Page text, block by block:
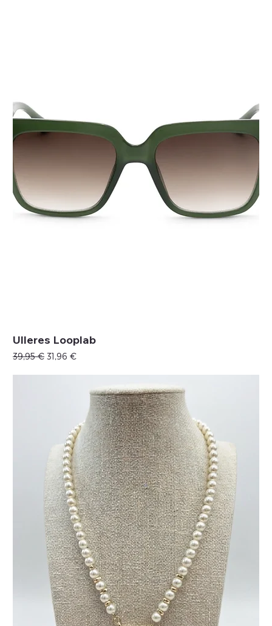
Ulleres Looplab
Precio
39,95 € Precio de oferta
31,96 €